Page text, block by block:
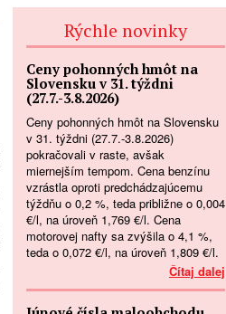
Rýchle novinky
Ceny pohonných hmôt na
Slovensku v 31. týždni
(27.7.-3.8.2026)
Ceny pohonných hmôt na Slovensku
v 31. týždni (27.7.-3.8.2026)
pokračovali v raste, avšak
miernejším tempom. Cena benzínu
vzrástla oproti predchádzajúcemu
týždňu o 0,2 %, teda približne o 0,004
€/l, na úroveň 1,769 €/l. Cena
motorovej nafty sa zvýšila o 4,1 %,
teda o 0,072 €/l, na úroveň 1,809 €/l.
Čítaj dalej